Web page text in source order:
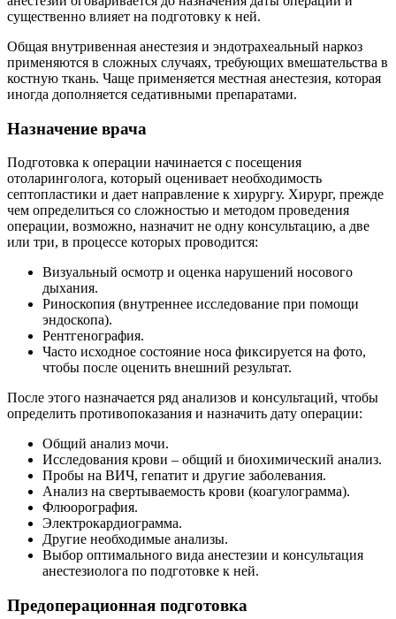
существенно влияет на подготовку к ней.
Общая внутривенная анестезия и эндотрахеальный наркоз
применяются в сложных случаях, требующих вмешательства в
костную ткань. Чаще применяется местная анестезия, которая
иногда дополняется седативными препаратами.
Назначение врача
Подготовка к операции начинается с посещения
отоларинголога, который оценивает необходимость
септопластики и дает направление к хирургу. Хирург, прежде
чем определиться со сложностью и методом проведения
операции, возможно, назначит не одну консультацию, а две
или три, в процессе которых проводится:
Визуальный осмотр и оценка нарушений носового
дыхания.
Риноскопия (внутреннее исследование при помощи
эндоскопа).
Рентгенография.
Часто исходное состояние носа фиксируется на фото,
чтобы после оценить внешний результат.
После этого назначается ряд анализов и консультаций, чтобы
определить противопоказания и назначить дату операции:
Общий анализ мочи.
Исследования крови – общий и биохимический анализ.
Пробы на ВИЧ, гепатит и другие заболевания.
Анализ на свертываемость крови (коагулограмма).
Флюорография.
Электрокардиограмма.
Другие необходимые анализы.
Выбор оптимального вида анестезии и консультация
анестезиолога по подготовке к ней.
Предоперационная подготовка